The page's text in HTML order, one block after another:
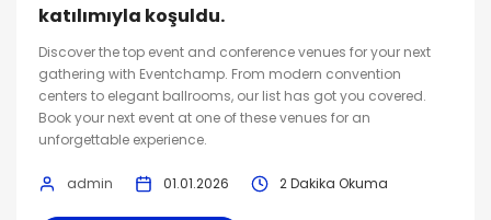
katılımıyla koşuldu.
Discover the top event and conference venues for your next
gathering with Eventchamp. From modern convention
centers to elegant ballrooms, our list has got you covered.
Book your next event at one of these venues for an
unforgettable experience.
admin 01.01.2026 2 Dakika Okuma